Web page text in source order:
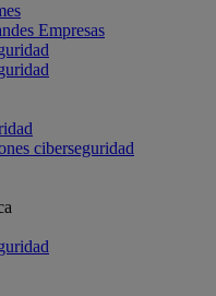
Empresas
ciberseguridad